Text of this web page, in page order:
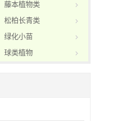
藤本植物类
松柏长青类
绿化小苗
球类植物